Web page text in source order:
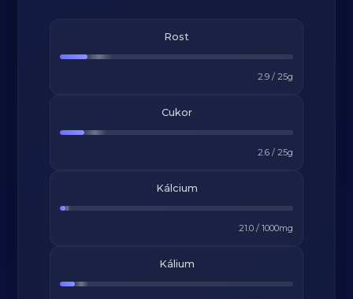
Rost
2.9/ 25g
Cukor
2.6/ 25g
Kálcium
21.0/ 1000mg
Kálium